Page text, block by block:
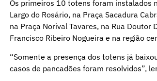
Os primeiros 10 totens foram instalados
Largo do Rosário, na Praça Sacadura
na Praça Norival Tavares, na Rua Doutor
Francisco Ribeiro Nogueira e na região
“Somente a presença dos totens já
casos de pancadões foram resolvidos”,